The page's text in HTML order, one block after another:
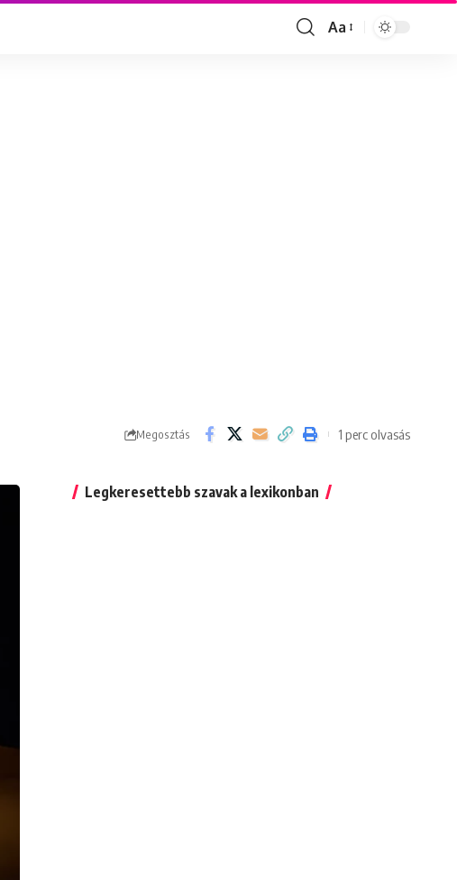
Font
Aa
Megosztás 1 perc olvasás
Legkeresettebb szavak a lexikonban